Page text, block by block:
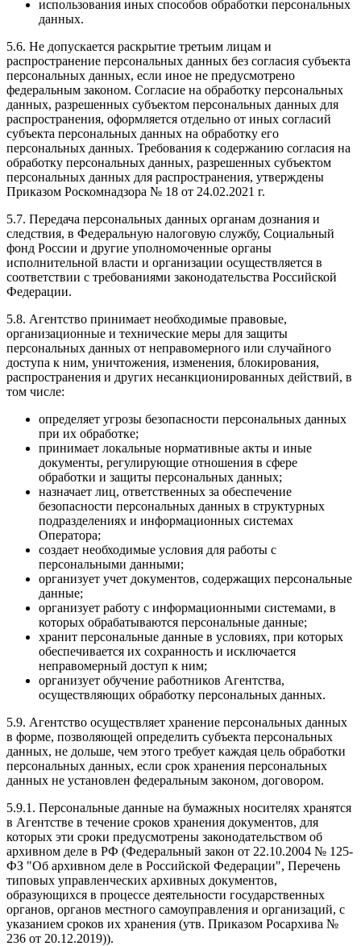
использования иных способов обработки персональных
данных.
5.6. Не допускается раскрытие третьим лицам и
распространение персональных данных без согласия субъекта
персональных данных, если иное не предусмотрено
федеральным законом. Согласие на обработку персональных
данных, разрешенных субъектом персональных данных для
распространения, оформляется отдельно от иных согласий
субъекта персональных данных на обработку его
персональных данных. Требования к содержанию согласия на
обработку персональных данных, разрешенных субъектом
персональных данных для распространения, утверждены
Приказом Роскомнадзора № 18 от 24.02.2021 г.
5.7. Передача персональных данных органам дознания и
следствия, в Федеральную налоговую службу, Социальный
фонд России и другие уполномоченные органы
исполнительной власти и организации осуществляется в
соответствии с требованиями законодательства Российской
Федерации.
5.8. Агентство принимает необходимые правовые,
организационные и технические меры для защиты
персональных данных от неправомерного или случайного
доступа к ним, уничтожения, изменения, блокирования,
распространения и других несанкционированных действий, в
том числе:
определяет угрозы безопасности персональных данных
при их обработке;
принимает локальные нормативные акты и иные
документы, регулирующие отношения в сфере
обработки и защиты персональных данных;
назначает лиц, ответственных за обеспечение
безопасности персональных данных в структурных
подразделениях и информационных системах
Оператора;
создает необходимые условия для работы с
персональными данными;
организует учет документов, содержащих персональные
данные;
организует работу с информационными системами, в
которых обрабатываются персональные данные;
хранит персональные данные в условиях, при которых
обеспечивается их сохранность и исключается
неправомерный доступ к ним;
организует обучение работников Агентства,
осуществляющих обработку персональных данных.
5.9. Агентство осуществляет хранение персональных данных
в форме, позволяющей определить субъекта персональных
данных, не дольше, чем этого требует каждая цель обработки
персональных данных, если срок хранения персональных
данных не установлен федеральным законом, договором.
5.9.1. Персональные данные на бумажных носителях хранятся
в Агентстве в течение сроков хранения документов, для
которых эти сроки предусмотрены законодательством об
архивном деле в РФ (Федеральный закон от 22.10.2004 № 125-
ФЗ "Об архивном деле в Российской Федерации", Перечень
типовых управленческих архивных документов,
образующихся в процессе деятельности государственных
органов, органов местного самоуправления и организаций, с
указанием сроков их хранения (утв. Приказом Росархива №
236 от 20.12.2019)).